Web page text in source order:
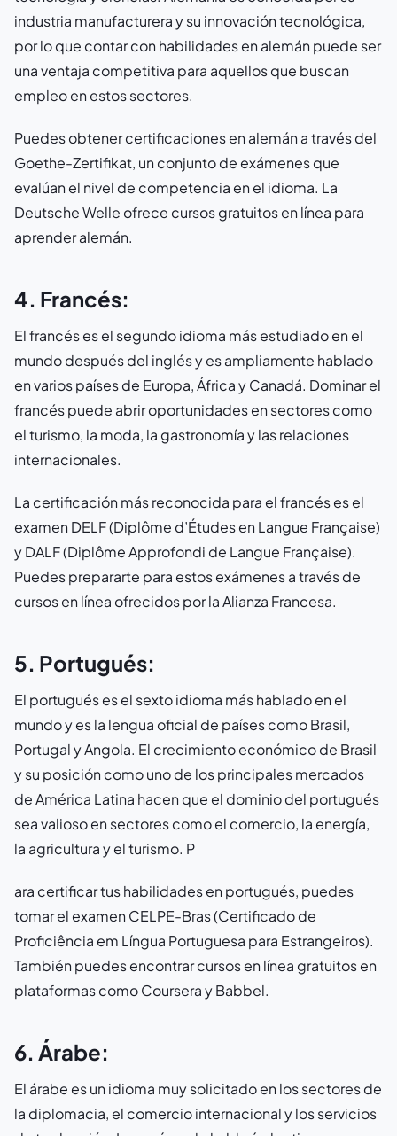
industria manufacturera y su innovación tecnológica,
por lo que contar con habilidades en alemán puede ser
una ventaja competitiva para aquellos que buscan
empleo en estos sectores.
Puedes obtener certificaciones en alemán a través del
Goethe-Zertifikat, un conjunto de exámenes que
evalúan el nivel de competencia en el idioma. La
Deutsche Welle ofrece cursos gratuitos en línea para
aprender alemán.
4. Francés:
El francés es el segundo idioma más estudiado en el
mundo después del inglés y es ampliamente hablado
en varios países de Europa, África y Canadá. Dominar el
francés puede abrir oportunidades en sectores como
el turismo, la moda, la gastronomía y las relaciones
internacionales.
La certificación más reconocida para el francés es el
examen DELF (Diplôme d’Études en Langue Française)
y DALF (Diplôme Approfondi de Langue Française).
Puedes prepararte para estos exámenes a través de
cursos en línea ofrecidos por la Alianza Francesa.
5. Portugués:
El portugués es el sexto idioma más hablado en el
mundo y es la lengua oficial de países como Brasil,
Portugal y Angola. El crecimiento económico de Brasil
y su posición como uno de los principales mercados
de América Latina hacen que el dominio del portugués
sea valioso en sectores como el comercio, la energía,
la agricultura y el turismo. P
ara certificar tus habilidades en portugués, puedes
tomar el examen CELPE-Bras (Certificado de
Proficiência em Língua Portuguesa para Estrangeiros).
También puedes encontrar cursos en línea gratuitos en
plataformas como Coursera y Babbel.
6. Árabe:
El árabe es un idioma muy solicitado en los sectores de
la diplomacia, el comercio internacional y los servicios